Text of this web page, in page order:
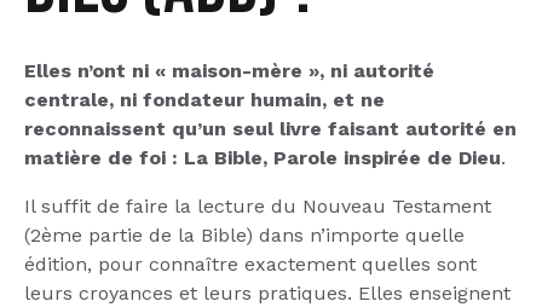
Elles n’ont ni « maison-mère », ni autorité
centrale, ni fondateur humain, et ne
reconnaissent qu’un seul livre faisant autorité en
matière de foi : La Bible, Parole inspirée de Dieu.
Il suffit de faire la lecture du Nouveau Testament
(2ème partie de la Bible) dans n’importe quelle
édition, pour connaître exactement quelles sont
leurs croyances et leurs pratiques. Elles enseignent